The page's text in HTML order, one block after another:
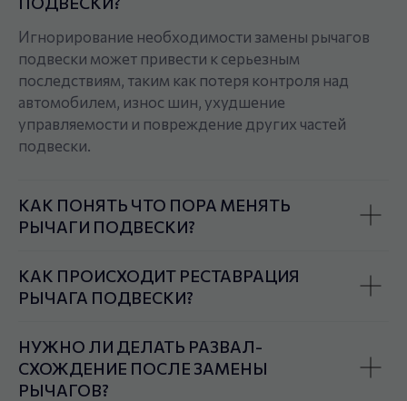
Игнорирование необходимости замены рычагов
подвески может привести к серьезным
последствиям, таким как потеря контроля над
автомобилем, износ шин, ухудшение
управляемости и повреждение других частей
подвески.
КАК ПОНЯТЬ ЧТО ПОРА МЕНЯТЬ
РЫЧАГИ ПОДВЕСКИ?
КАК ПРОИСХОДИТ РЕСТАВРАЦИЯ
РЫЧАГА ПОДВЕСКИ?
НУЖНО ЛИ ДЕЛАТЬ РАЗВАЛ-
СХОЖДЕНИЕ ПОСЛЕ ЗАМЕНЫ
РЫЧАГОВ?